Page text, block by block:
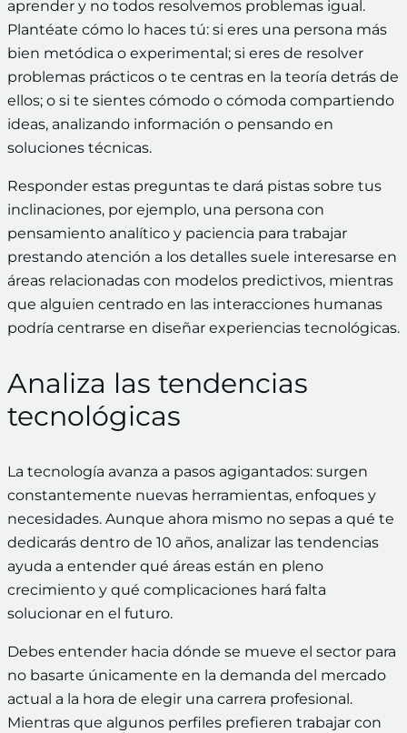
aprender y no todos resolvemos problemas igual.
Plantéate cómo lo haces tú: si eres una persona más
bien metódica o experimental; si eres de resolver
problemas prácticos o te centras en la teoría detrás de
ellos; o si te sientes cómodo o cómoda compartiendo
ideas, analizando información o pensando en
soluciones técnicas.
Responder estas preguntas te dará pistas sobre tus
inclinaciones, por ejemplo, una persona con
pensamiento analítico y paciencia para trabajar
prestando atención a los detalles suele interesarse en
áreas relacionadas con modelos predictivos, mientras
que alguien centrado en las interacciones humanas
podría centrarse en diseñar experiencias tecnológicas.
Analiza las tendencias
tecnológicas
La tecnología avanza a pasos agigantados: surgen
constantemente nuevas herramientas, enfoques y
necesidades. Aunque ahora mismo no sepas a qué te
dedicarás dentro de 10 años, analizar las tendencias
ayuda a entender qué áreas están en pleno
crecimiento y qué complicaciones hará falta
solucionar en el futuro.
Debes entender hacia dónde se mueve el sector para
no basarte únicamente en la demanda del mercado
actual a la hora de elegir una carrera profesional.
Mientras que algunos perfiles prefieren trabajar con